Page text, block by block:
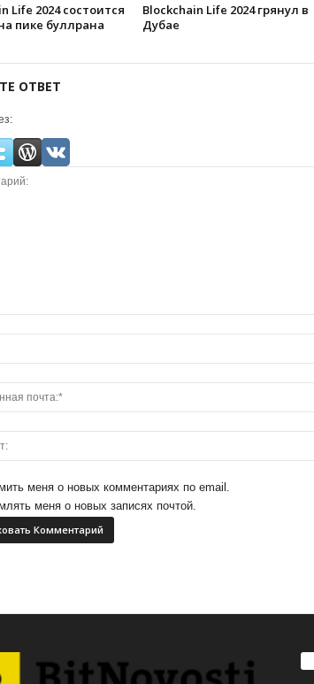
Life 2024 состоится
пике буллрана
Blockchain Life 2024 грянул в
Дубае
ОТВЕТ
меня о новых комментариях по email.
меня о новых записях почтой.